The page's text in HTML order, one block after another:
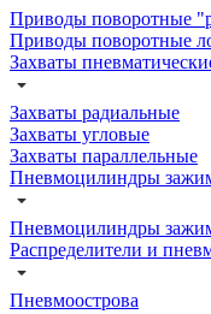
Приводы поворотные
Приводы поворотные
Захваты
Захваты радиальные
Захваты угловые
Захваты параллельные
Пневмоцилиндры
Пневмоцилиндры
Распределители и
Пневмоострова